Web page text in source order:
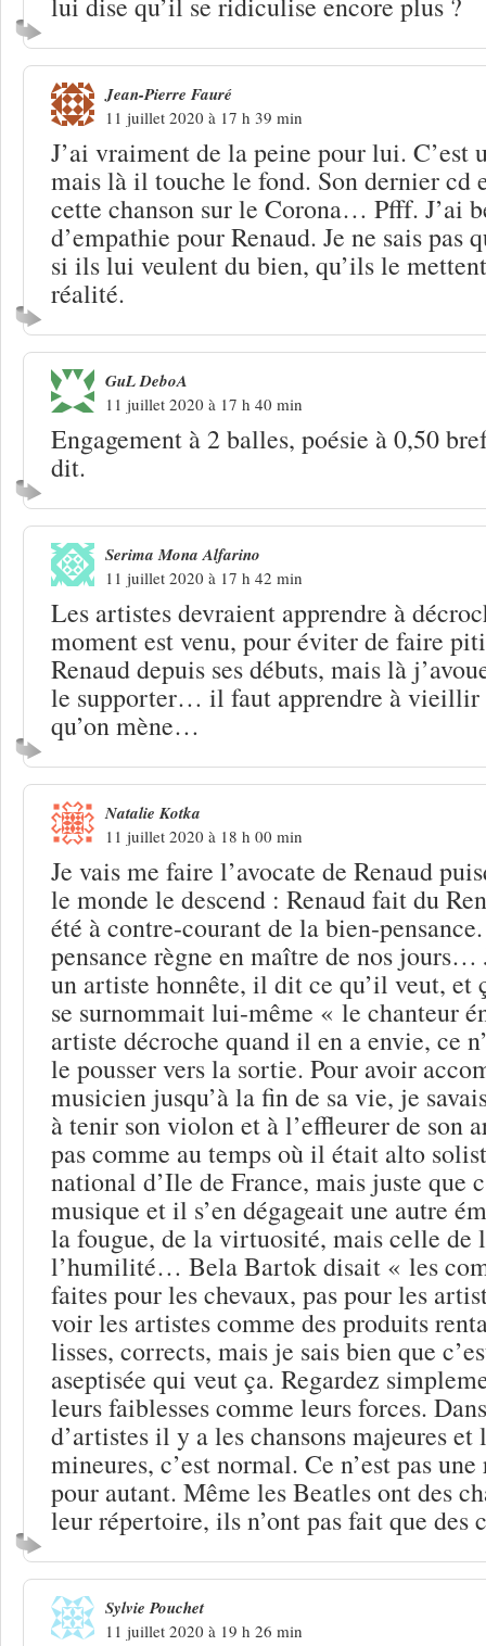
Jean-Pierre Fauré
11 juillet 2020 à 17 h 39 min
J’ai vraiment de la peine pour lui. C’est
mais là il touche le fond. Son dernier cd
cette chanson sur le Corona… Pfff. J’ai
d’empathie pour Renaud. Je ne sais
si ils lui veulent du bien, qu’ils le
réalité.
GuL DeboA
11 juillet 2020 à 17 h 40 min
Engagement à 2 balles, poésie à 0,50
dit.
Serima Mona Alfarino
11 juillet 2020 à 17 h 42 min
Les artistes devraient apprendre à
moment est venu, pour éviter de faire
Renaud depuis ses débuts, mais là
le supporter… il faut apprendre à vieillir
qu’on mène…
Natalie Kotka
11 juillet 2020 à 18 h 00 min
Je vais me faire l’avocate de Renaud
le monde le descend : Renaud fait du
été à contre-courant de la bien-
pensance règne en maître de nos jours…
un artiste honnête, il dit ce qu’il veut, et
se surnommait lui-même « le chanteur
artiste décroche quand il en a envie, ce
le pousser vers la sortie. Pour avoir
musicien jusqu’à la fin de sa vie, je
à tenir son violon et à l’effleurer de son
pas comme au temps où il était alto
national d’Ile de France, mais juste que
musique et il s’en dégageait une autre
la fougue, de la virtuosité, mais celle de
l’humilité… Bela Bartok disait « les
faites pour les chevaux, pas pour les
voir les artistes comme des produits
lisses, corrects, mais je sais bien que
aseptisée qui veut ça. Regardez
leurs faiblesses comme leurs forces.
d’artistes il y a les chansons majeures et
mineures, c’est normal. Ce n’est pas
pour autant. Même les Beatles ont des
leur répertoire, ils n’ont pas fait que des
Sylvie Pouchet
11 juillet 2020 à 19 h 26 min